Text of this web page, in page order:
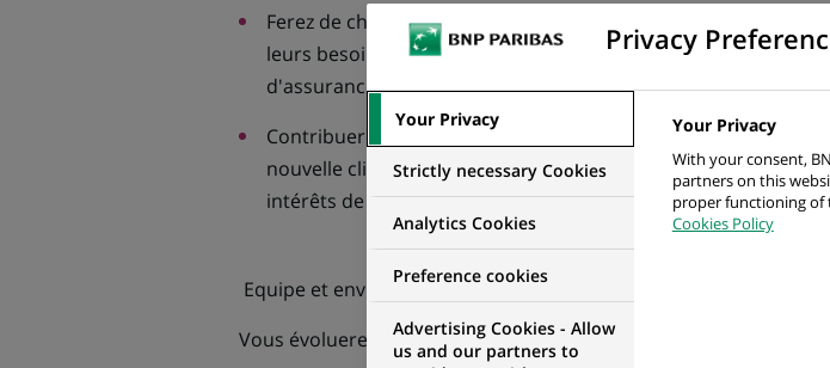
Ferez de chaque contact une opportunité de rebond
leurs besoins et leur proposer des solutions bancaires, de
d'assurance et des offres extra-bancaires adaptées.
Contribuerez activement à la performance commerciale par la
nouvelle clientèle, l’équipement et les solutions de
intérêts de la clientèle et dans une démarche de fidélisation.
Equipe et environnement :
Vous évoluerez en agence dans un environnement dynamique et
Privacy
Your Privacy
Strictly necessary Cookies
Analytics Cookies
Preference cookies
Advertising Cookies - Allow
us and our partners to
Your Privacy
With your consent,
partners on this
proper functioning of
Cookies Policy